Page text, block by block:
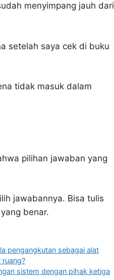
menyimpang jauh dari
setelah saya cek di buku
tidak masuk dalam
pilihan jawaban yang
jawabannya. Bisa tulis
benar.
pengangkutan sebagai alat
sistem dengan pihak ketiga